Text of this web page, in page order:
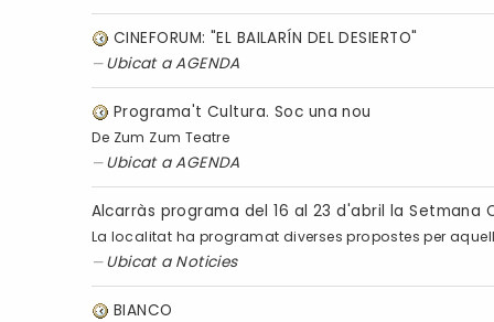
CINEFORUM: "EL BAILARÍN DEL DESIERTO"
Ubicat aAGENDA
Programa't Cultura. Soc una nou
De Zum Zum Teatre
Ubicat aAGENDA
Alcarràs programa del 16 al 23 d'abril la Setmana
La localitat ha programat diverses propostes per
Ubicat a Noticies
BIANCO